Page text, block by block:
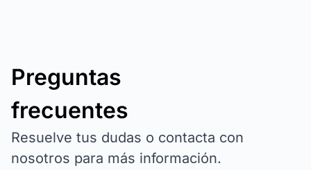
Preguntas
frecuentes
Resuelve tus dudas o contacta con
nosotros para más información.